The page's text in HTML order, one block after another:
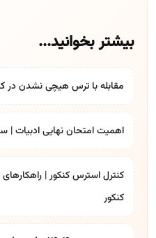
بیشتر بخوانید...
مقابله با ترس هیچی نشدن در
اهمیت امتحان نهایی ادبیات |
کنترل استرس کنکور |
کنکور